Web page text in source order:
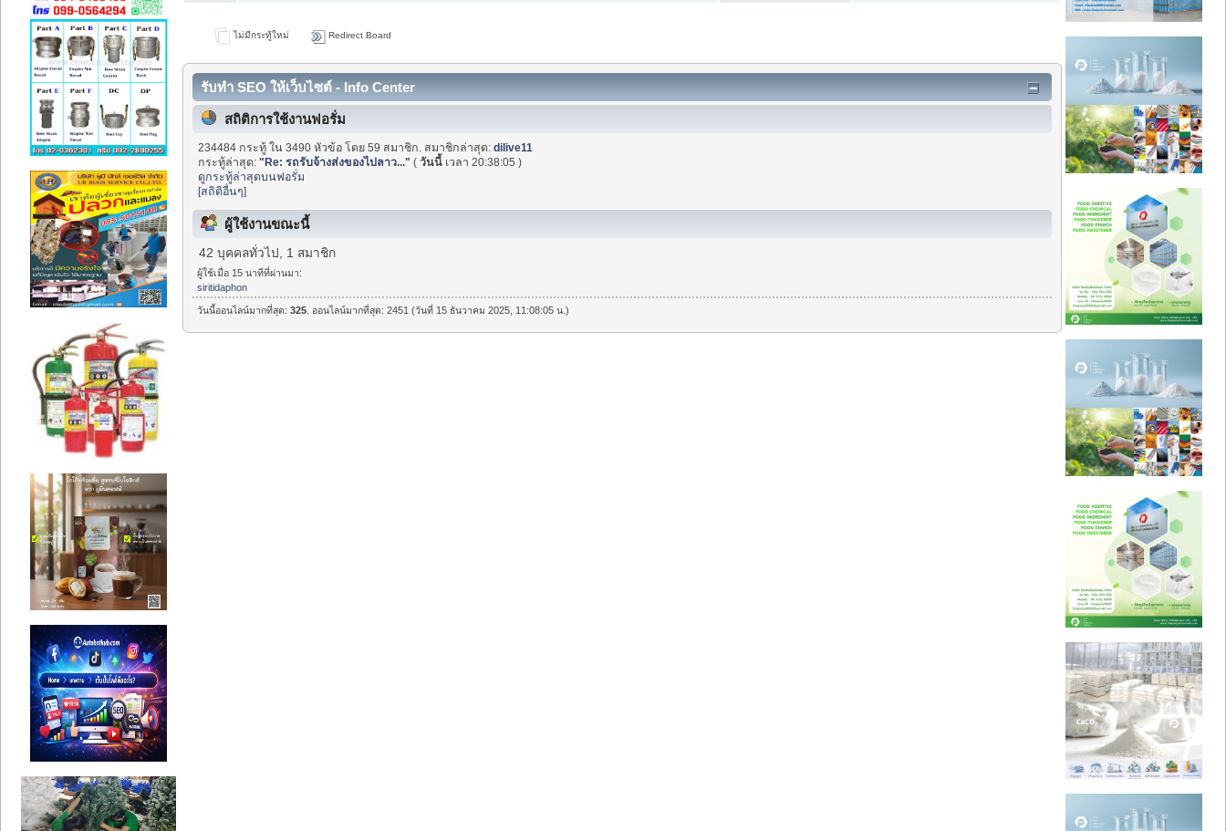
ไม่มีกระทู้ใหม่ Redirect Board
รับทำ SEO ให้เว็บไซต์ - Info Center
สถิติการใช้งานฟอรั่ม
234484 กระทู้ ใน 3490 หัวข้อ โดย 59 สมาชิก. สมาชิกล่าสุด:dilive11
กระทู้ล่าสุด:"Re: รถรับจ้างส่งของไปลาว..." (วันนี้ เวลา 20:38:05 )
ดูกระทู้ล่าสุดบนฟอรั่ม
[สถิติอื่นๆ]
ผู้ใช้งานขณะนี้
42 บุคคลทั่วไป, 1 สมาชิก
ผู้ใช้เมื่อ 15 นาทีที่ผ่านมา:
siritidaphon
วันนี้ออนไลน์มากที่สุด:325 . ออนไลน์มากที่สุด: 2451 (วันที่ 15 ธันวาคม 2025, 11:08:05 น.)